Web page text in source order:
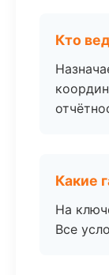
Кто
Какие
На
Все